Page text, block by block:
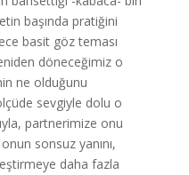
başında pratiğini
basit göz teması
döneceğimiz o
ne olduğunu
sevgiyle dolu o
partnerimize onu
sonsuz yanını,
daha fazla